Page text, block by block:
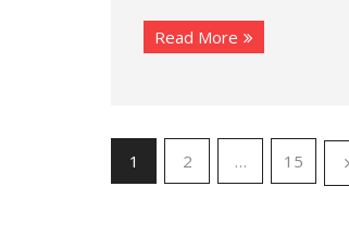
Read More
1 2 … 15